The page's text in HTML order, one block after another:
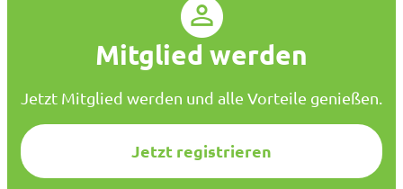
*
Mitglied werden
Jetzt Mitglied werden und alle Vorteile genießen.
Jetzt registrieren